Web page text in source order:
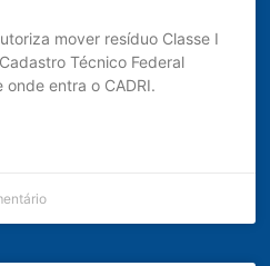
mover resíduo Classe I
Técnico Federal
entra o CADRI.